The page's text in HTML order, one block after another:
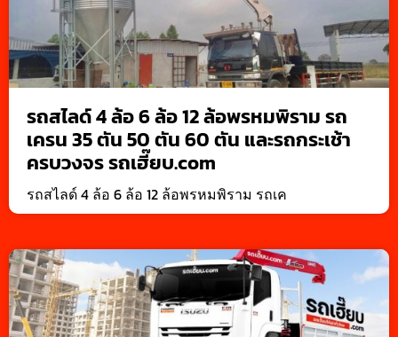
รถสไลด์ 4 ล้อ 6 ล้อ 12 ล้อพรหมพิราม รถ
เครน 35 ตัน 50 ตัน 60 ตัน และรถกระเช้า
ครบวงจร รถเฮี๊ยบ.com
รถสไลด์ 4 ล้อ 6 ล้อ 12 ล้อพรหมพิราม รถเค